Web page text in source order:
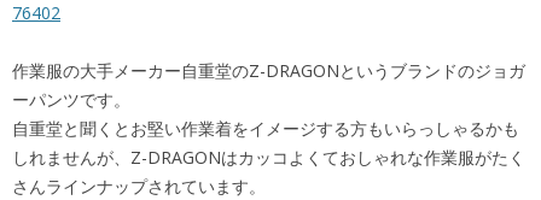
76402
作業服の大手メーカー自重堂のZ-DRAGONというブランドのジョガ
ーパンツです。
自重堂と聞くとお堅い作業着をイメージする方もいらっしゃるかも
しれませんが、Z-DRAGONはカッコよくておしゃれな作業服がたく
さんラインナップされています。